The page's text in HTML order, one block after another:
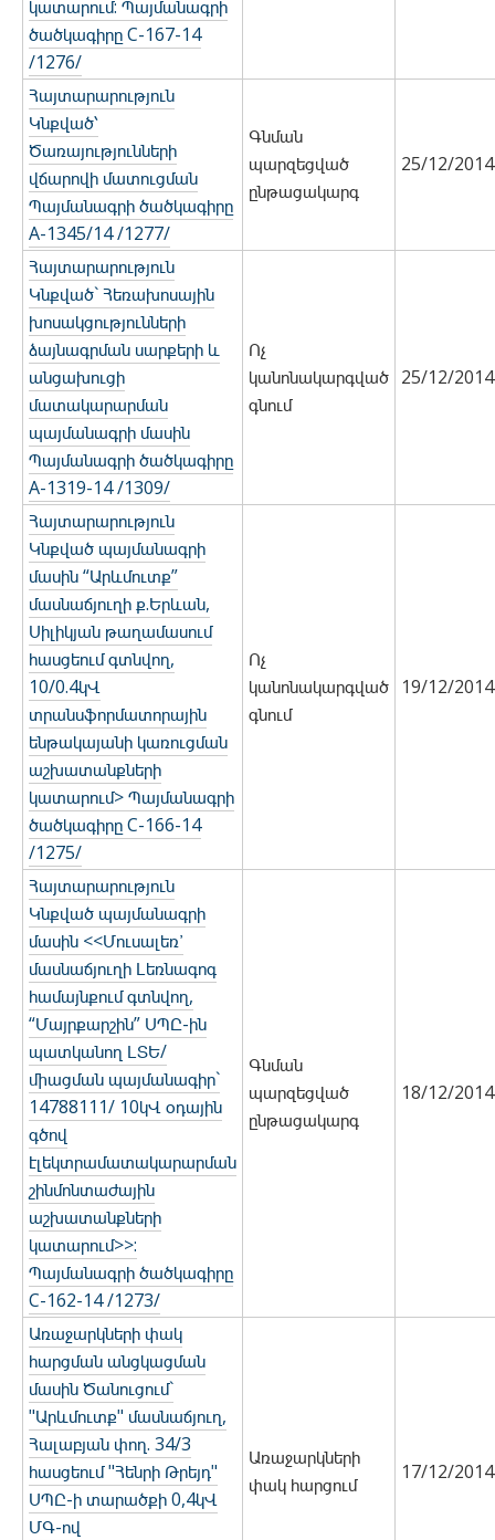
կատարում: Պայմանագրի
ծածկագիրը C-167-14
/1276/
Հայտարարություն
Կնքված՝
Ծառայությունների
վճարովի մատուցման
Պայմանագրի ծածկագիրը
A-1345/14 /1277/
Գնման
պարզեցված
ընթացակարգ
25/12/2014
Հայտարարություն
Կնքված` Հեռախոսային
խոսակցությունների
ձայնագրման սարքերի և
անցախուցի
մատակարարման
պայմանագրի մասին
Պայմանագրի ծածկագիրը
A-1319-14 /1309/
Ոչ
կանոնակարգված
գնում
25/12/2014
Հայտարարություն
Կնքված պայմանագրի
մասին “Արևմուտք”
մասնաճյուղի ք.Երևան,
Սիլիկյան թաղամասում
հասցեում գտնվող,
10/0.4կՎ
տրանսֆորմատորային
ենթակայանի կառուցման
աշխատանքների
կատարում> Պայմանագրի
ծածկագիրը C-166-14
/1275/
Ոչ
կանոնակարգված
գնում
19/12/2014
Հայտարարություն
Կնքված պայմանագրի
մասին <<Մուսալեռ՚
մասնաճյուղի Լեռնագոգ
համայնքում գտնվող,
“Մայրքարշին” ՍՊԸ-ին
պատկանող ԼՏԵ/
միացման պայմանագիր`
14788111/ 10կՎ օդային
գծով
էլեկտրամատակարարման
շինմոնտաժային
աշխատանքների
կատարում>>:
Պայմանագրի ծածկագիրը
С-162-14 /1273/
Գնման
պարզեցված
ընթացակարգ
18/12/2014
Առաջարկների փակ
հարցման անցկացման
մասին Ծանուցում`
"Արևմուտք" մասնաճյուղ,
Հալաբյան փող. 34/3
հասցեում "Հենրի Թրեյդ"
ՍՊԸ-ի տարածքի 0,4կՎ
ՄԳ-ով
Առաջարկների
փակ հարցում
17/12/2014